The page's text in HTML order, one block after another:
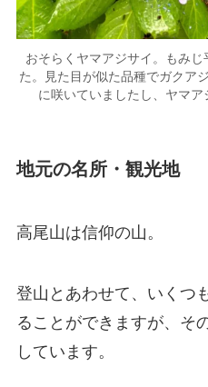
おそらくヤマアジサイ。もみ
た。見た目が似た品種でガクア
に咲いていましたし、ヤマア
地元の名所・観光地
高尾山は信仰の山。
登山とあわせて、いくつ
ることができますが、そ
しています。